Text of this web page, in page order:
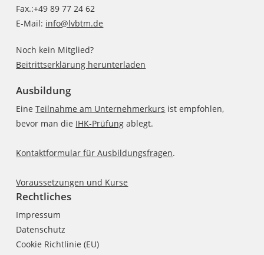
Fax.:+49 89 77 24 62
E-Mail: info@lvbtm.de
Noch kein Mitglied?
Beitrittserklärung herunterladen
Ausbildung
EineTeilnahme am Unternehmerkurs ist empfohlen,
bevor man die IHK-Prüfung ablegt.
Kontaktformular für Ausbildungsfragen.
Voraussetzungen und Kurse
Rechtliches
Impressum
Datenschutz
Cookie Richtlinie (EU)